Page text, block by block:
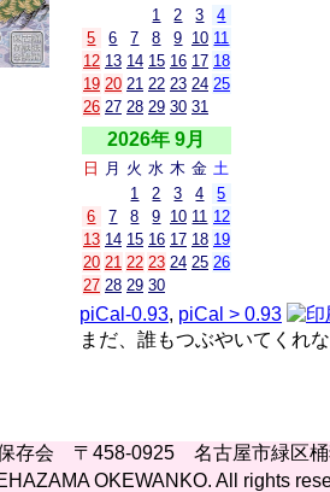
1
2 3
4
5
6 7 8 9 10 11
12 13 14 15 16 17 18
19 20 21 22 23 24 25
26 27 28 29 30 31
2026年 9月
日 月 火 水 木 金 土
1
2 3 4
5
6
7 8 9 10 11 12
13 14 15 16 17 18 19
20 21 22 23 24 25 26
27 28 29 30
piCal-0.93, piCal > 0.93
まだ、誰もつぶやいてくれ
存会 〒458-0925 名古屋市緑区桶
OKEWANKO. All rights